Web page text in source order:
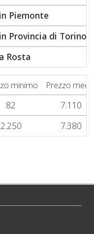
Piemonte
Provincia di Torino
Rosta
minimo Prezzo
82
7.110
2.250 7.380